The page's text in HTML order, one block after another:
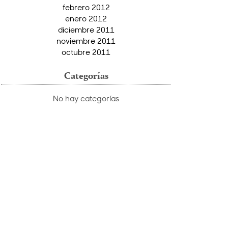
febrero 2012
enero 2012
diciembre 2011
noviembre 2011
octubre 2011
Categorías
No hay categorías